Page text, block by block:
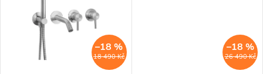
18 490 Kč
–18 %
26 490 Kč
–18 %